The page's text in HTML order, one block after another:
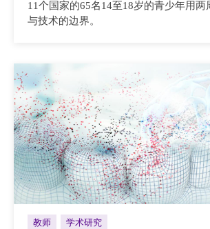
11个国家的65名14至18岁的青少年用两
与技术的边界。
教师 学术研究